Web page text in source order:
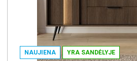
NAUJIENA YRA SANDĖLYJE